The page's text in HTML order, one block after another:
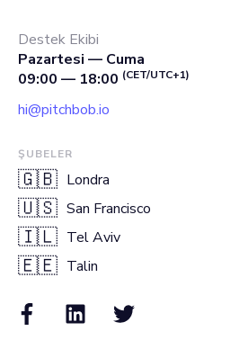
Destek Ekibi
Pazartesi — Cuma
09:00 — 18:00 (CET/UTC+1)
hi@pitchbob.io
ŞUBELER
🇬🇧 Londra
🇺🇸 San Francisco
🇮🇱 Tel Aviv
🇪🇪 Talin